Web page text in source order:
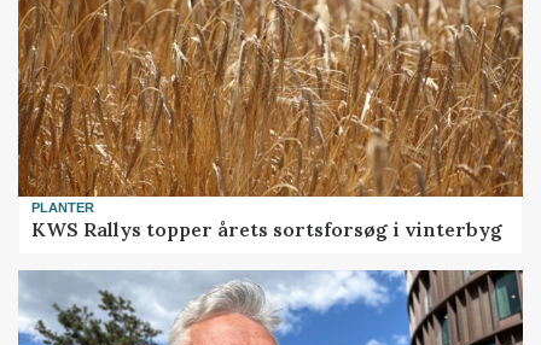
PLANTER
KWS Rallys topper årets sortsforsøg i vinterbyg